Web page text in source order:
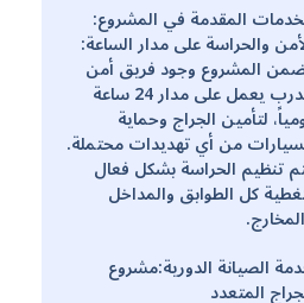
المقدمة في المشروع:
والحراسة على مدار الساعة:
المشروع وجود فريق أمن
مدرب يعمل على مدار 24 ساعة
لتأمين الجراج وحماية
من أي تهديدات محتملة.
تنظيم الحراسة بشكل فعال
كل الطوابق والمداخل
الصيانة الدورية:مشروع
المتعدد